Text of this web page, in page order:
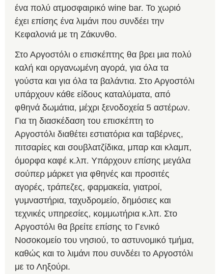
ένα πολύ ατμοσφαιρικό wine bar. Το χωριό
έχει επίσης ένα λιμάνι που συνδέει την
Κεφαλονιά με τη Ζάκυνθο.
Στο Αργοστόλι ο επισκέπτης θα βρει μια πολύ
καλή και οργανωμένη αγορά, για όλα τα
γούστα και για όλα τα βαλάντια. Στο Αργοστόλι
υπάρχουν κάθε είδους καταλύματα, από
φθηνά δωμάτια, μέχρι ξενοδοχεία 5 αστέρων.
Για τη διασκέδαση του επισκέπτη το
Αργοστόλι διαθέτει εστιατόρια και ταβέρνες,
πιτσαρίες και σουβλατζίδικα, μπαρ και κλαμπ,
όμορφα καφέ κ.λπ. Υπάρχουν επίσης μεγάλα
σούπερ μάρκετ για φθηνές και προσιτές
αγορές, τράπεζες, φαρμακεία, γιατροί,
γυμναστήρια, ταχυδρομείο, δημόσιες και
τεχνικές υπηρεσίες, κομμωτήρια κ.λπ. Στο
Αργοστόλι θα βρείτε επίσης το Γενικό
Νοσοκομείο του νησιού, το αστυνομικό τμήμα,
καθώς και το λιμάνι που συνδέει το Αργοστόλι
με το Ληξούρι.